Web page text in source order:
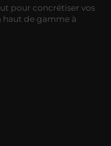
pour concrétiser vos
de gamme à